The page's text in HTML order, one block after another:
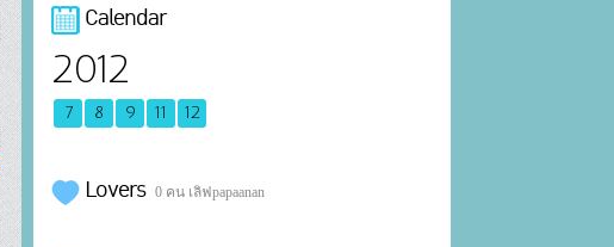
Calendar
2012
7 8 9 11 12
Lovers 0 คน เลิฟpapaanan